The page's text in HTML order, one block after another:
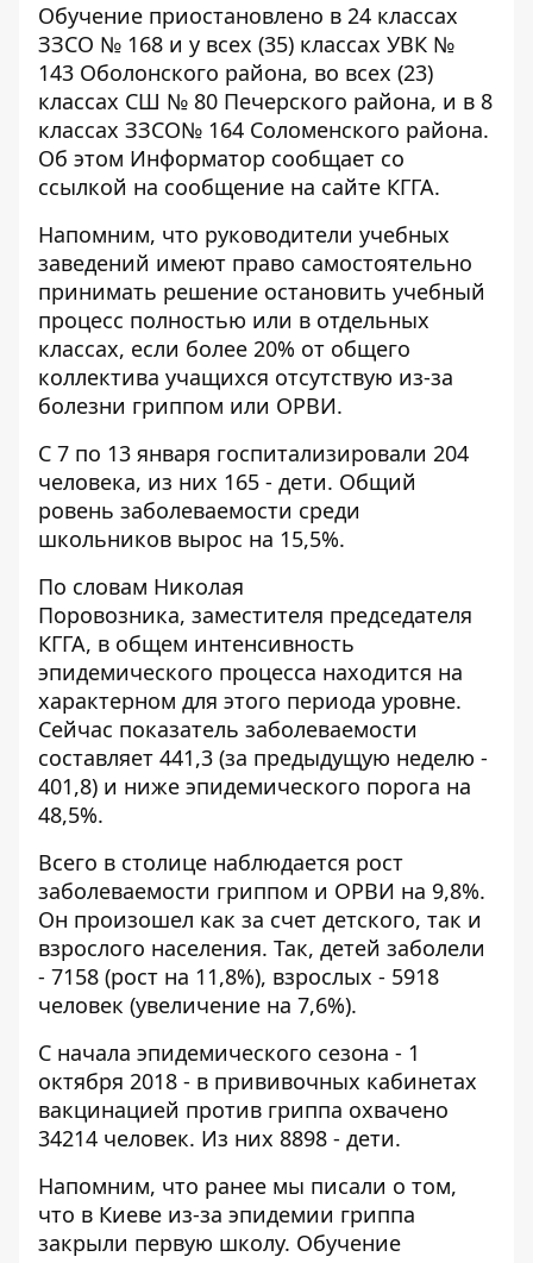
Обучение приостановлено в 24 классах
ЗЗСО № 168 и у всех (35) классах УВК №
143 Оболонского района, во всех (23)
классах СШ № 80 Печерского района, и в 8
классах ЗЗСО№ 164 Соломенского района.
Об этом Информатор сообщает со
ссылкой на сообщение на сайте КГГА.
Напомним, что руководители учебных
заведений имеют право самостоятельно
принимать решение остановить учебный
процесс полностью или в отдельных
классах, если более 20% от общего
коллектива учащихся отсутствую из-за
болезни гриппом или ОРВИ.
С 7 по 13 января госпитализировали 204
человека, из них 165 - дети. Общий
ровень заболеваемости среди
школьников вырос на 15,5%.
По словам Николая
Поровозника, заместителя председателя
КГГА, в общем интенсивность
эпидемического процесса находится на
характерном для этого периода уровне.
Сейчас показатель заболеваемости
составляет 441,3 (за предыдущую неделю -
401,8) и ниже эпидемического порога на
48,5%.
Всего в столице наблюдается рост
заболеваемости гриппом и ОРВИ на 9,8%.
Он произошел как за счет детского, так и
взрослого населения. Так, детей заболели
- 7158 (рост на 11,8%), взрослых - 5918
человек (увеличение на 7,6%).
С начала эпидемического сезона - 1
октября 2018 - в прививочных кабинетах
вакцинацией против гриппа охвачено
34214 человек. Из них 8898 - дети.
Напомним, что ранее мы писали о том,
что в Киеве из-за эпидемии гриппа
закрыли первую школу. Обучение